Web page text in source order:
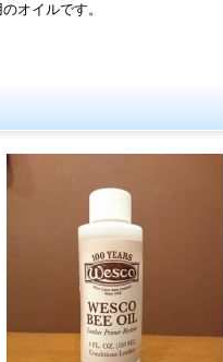
オイルです。